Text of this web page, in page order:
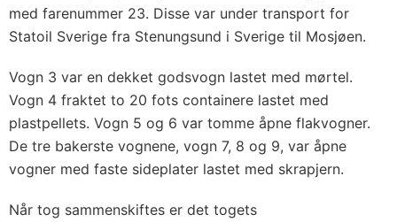
med farenummer 23. Disse var under transport for
Statoil Sverige fra Stenungsund i Sverige til Mosjøen.
Vogn 3 var en dekket godsvogn lastet med mørtel.
Vogn 4 fraktet to 20 fots containere lastet med
plastpellets. Vogn 5 og 6 var tomme åpne flakvogner.
De tre bakerste vognene, vogn 7, 8 og 9, var åpne
vogner med faste sideplater lastet med skrapjern.
Når tog sammenskiftes er det togets